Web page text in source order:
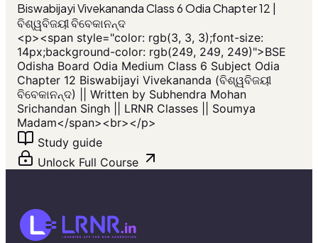
Biswabijayi Vivekananda Class 6 Odia Chapter 12 |
ବିଶ୍ୱବିଜୟୀ ବିବେକାନନ୍ଦ
<p>​<span style="color: rgb(3, 3, 3);font-size:
14px;background-color: rgb(249, 249, 249)">BSE
Odisha Board Odia Medium Class 6 Subject Odia
Chapter 12 Biswabijayi Vivekananda (ବିଶ୍ୱବିଜୟୀ
ବିବେକାନନ୍ଦ) || Written by Subhendra Mohan
Srichandan Singh || LRNR Classes || Soumya
Madam</span>​<br></p>
Study guide
Unlock Full Course